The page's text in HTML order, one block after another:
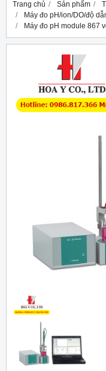
Trang chủ Sản phẩm
Máy đo pH/ion/DO/độ
Máy đo pH module 867